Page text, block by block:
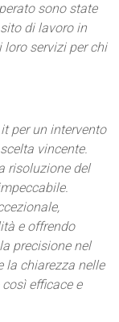
sono state
di lavoro in
servizi per chi
per un intervento
vincente.
risoluzione del
e offrendo
precisione nel
la chiarezza nelle
efficace e